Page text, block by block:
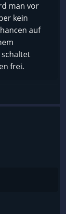
man vor
kein
auf
frei.
ist also
eine
sich
Vor-
ist am
hat, klärt
Spiele in
den